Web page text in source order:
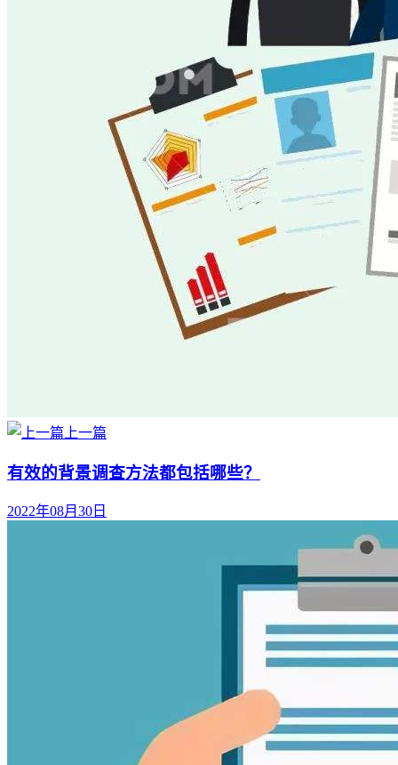
上一篇
有效的背景调查方法都包括哪些？
2022年08月30日